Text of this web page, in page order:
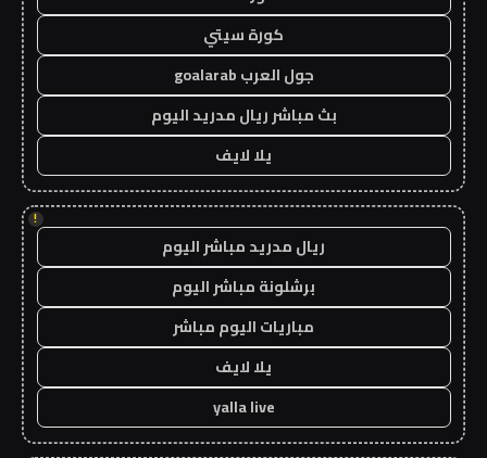
كورة سيتي
جول العرب goalarab
بث مباشر ريال مدريد اليوم
يلا لايف
!
ريال مدريد مباشر اليوم
برشلونة مباشر اليوم
مباريات اليوم مباشر
يلا لايف
yalla live